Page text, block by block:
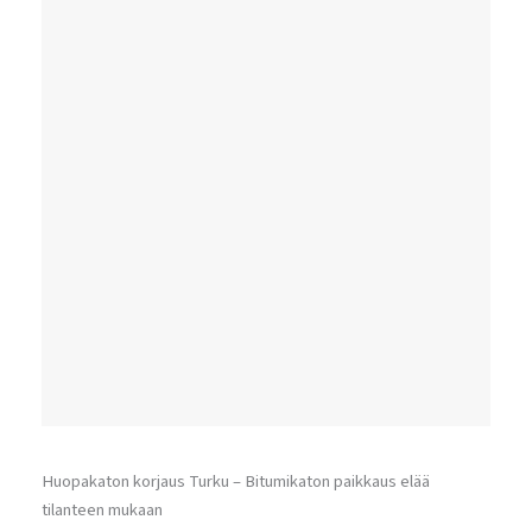
Huopakaton korjaus Turku – Bitumikaton paikkaus elää
tilanteen mukaan